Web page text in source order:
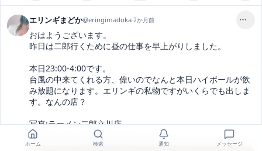
エリンギまどか@eringimadoka·2か月前
おはようございます。
昨日は二郎行くために昼の仕事を早上がりしました。
本日23:00-4:00です。
台風の中来てくれる方、偉いのでなんと本日ハイボールが飲
み放題になります。エリンギの私物ですがいくらでも出しま
す。なんの店？
写真:ラーメン二郎立川店
限定シークワーサー冷やし汁なし
ホーム 検索 通知 メッセージ